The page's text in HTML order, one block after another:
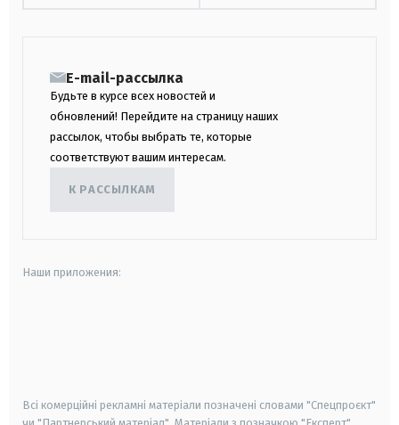
E-mail-рассылка
Будьте в курсе всех новостей и
обновлений! Перейдите на страницу наших
рассылок, чтобы выбрать те, которые
соответствуют вашим интересам.
К РАССЫЛКАМ
Наши приложения:
Всі комерційні рекламні матеріали позначені словами "Спецпроєкт"